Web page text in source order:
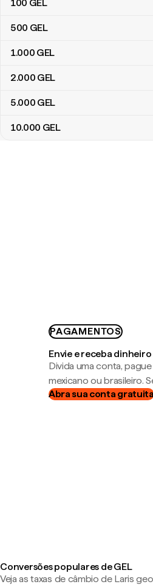
100 GEL
500 GEL
1.000 GEL
2.000 GEL
5.000 GEL
10.000 GEL
PAGAMENTOS
Envie e receba
Divida uma conta,
mexicano ou brasileiro.
Abra sua conta
Conversões populares de GEL
Veja as taxas de câmbio de Laris